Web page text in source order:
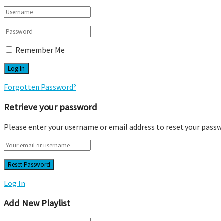
Remember Me
Forgotten Password?
Retrieve your password
Please enter your username or email address to reset your
Log In
Add New Playlist